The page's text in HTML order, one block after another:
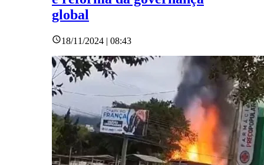
global
18/11/2024 | 08:43